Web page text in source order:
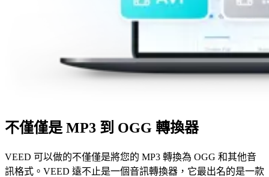
不僅僅是 MP3 到 OGG 轉換器
VEED 可以做的不僅僅是將您的 MP3 轉換為 OGG 和其他音
訊格式。VEED 遠不止是一個音訊轉換器，它最出名的是一款